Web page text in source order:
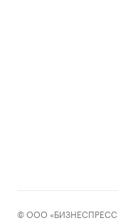
© ООО «БИЗНЕСПРЕСС»,